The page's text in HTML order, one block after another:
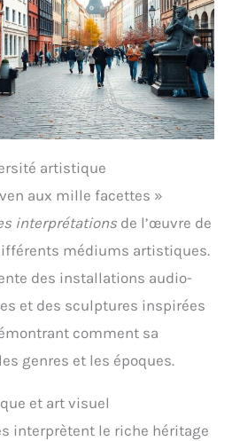
artistique
aux mille facettes »
interprétations de l’œuvre de
médiums artistiques.
des installations audio-
et des sculptures inspirées
comment sa
genres et les époques.
et art visuel
interprètent le riche héritage